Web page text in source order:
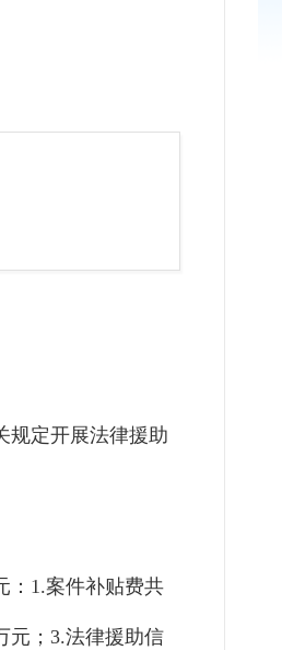
规定开展法律援助
： 1.案件补贴费共
元 ； 3.法律援助信